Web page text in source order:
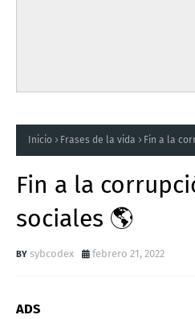
Inicio Frases de la vida Fin a la
Fin a la
sociales 🌎
sybcodex febrero 21, 2022
ADS